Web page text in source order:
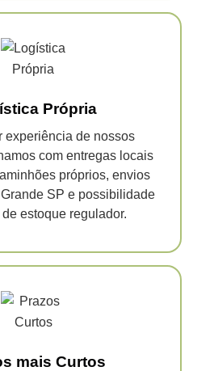
Própria
experiência de nossos
com entregas locais
próprios, envios
SP e possibilidade
estoque regulador.
mais Curtos